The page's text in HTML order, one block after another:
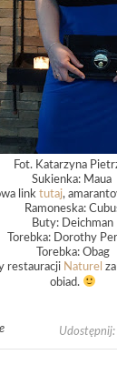
Fot. Katarzyna
Sukienka: Maua
link tutaj,
Ramoneska:
Buty: Deichman
Torebka: Dorothy
Torebka: Obag
restauracji Naturel
obiad.
Udostępnij: